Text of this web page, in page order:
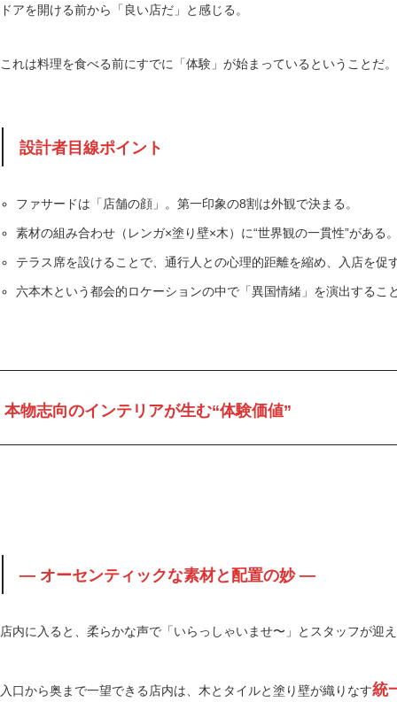
ドアを開ける前から「良い店だ」と感じる。
これは料理を食べる前にすでに「体験」が始まっているということだ。
設計者目線ポイント
ファサードは「店舗の顔」。第一印象の8割は外観で決まる。
素材の組み合わせ（レンガ×塗り壁×木）に“世界観の一貫性”がある
テラス席を設けることで、通行人との心理的距離を縮め、入店を促
六本木という都会的ロケーションの中で「異国情緒」を演出するこ
本物志向のインテリアが生む“体験価値”
― オーセンティックな素材と配置の妙 ―
店内に入ると、柔らかな声で「いらっしゃいませ〜」とスタッフが迎
入口から奥まで一望できる店内は、木とタイルと塗り壁が織りなす統